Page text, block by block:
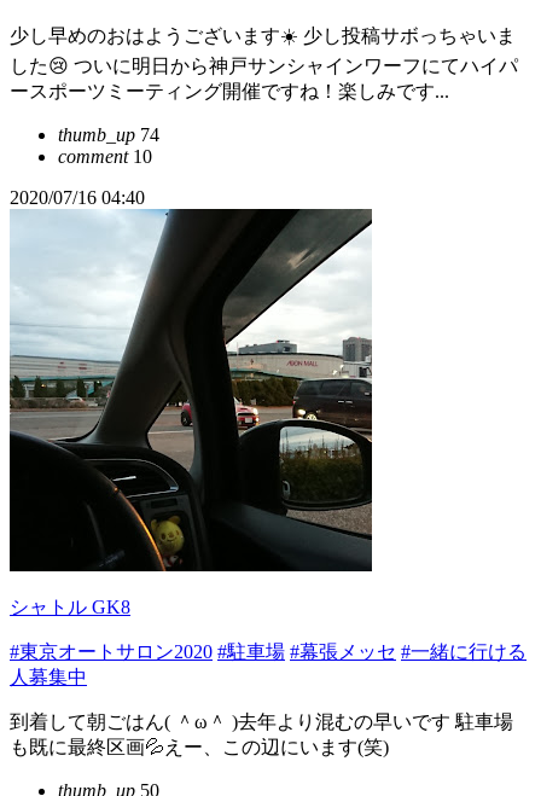
少し早めのおはようございます☀️ 少し投稿サボっちゃいま
した😢 ついに明日から神戸サンシャインワーフにてハイパ
ースポーツミーティング開催ですね！楽しみです...
thumb_up 74
comment10
2020/07/16 04:40
シャトル GK8
#東京オートサロン2020 #駐車場 #幕張メッセ #一緒に行ける
人募集中
到着して朝ごはん( ＾ω＾ )去年より混むの早いです 駐車場
も既に最終区画💦えー、この辺にいます(笑)
thumb_up 50